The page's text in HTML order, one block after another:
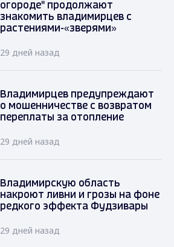
огороде" продолжают
знакомить владимирцев с
растениями-«зверями»
29 дней назад
Владимирцев предупреждают
о мошенничестве с возвратом
переплаты за отопление
29 дней назад
Владимирскую область
накроют ливни и грозы на фоне
редкого эффекта Фудзивары
29 дней назад